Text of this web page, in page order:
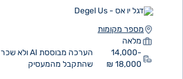
דגל יו אס - Degel Us
מספר מקומות
מלאה
14,000-
18,000 ₪
הערכה מבוססת AI ולא שכר
שהתקבל מהמעסיק